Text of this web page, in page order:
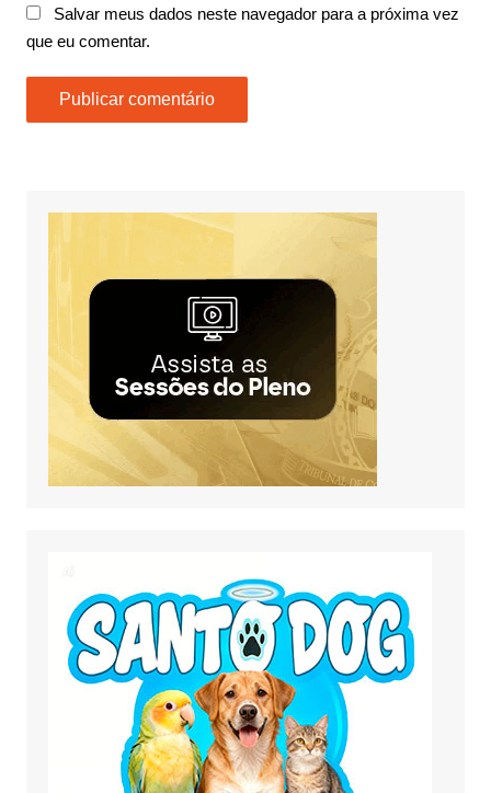
Salvar meus dados neste navegador para a próxima vez
que eu comentar.